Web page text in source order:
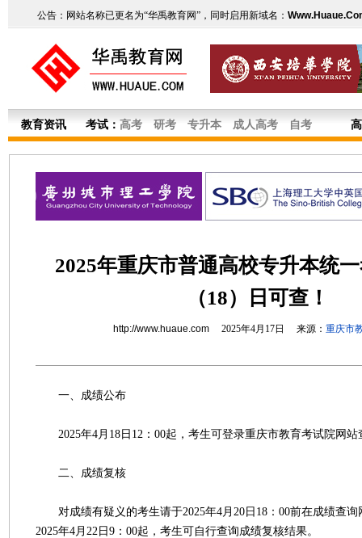
公告：网站名称已更名为“华禹教育网”，同时启用新域名：
教育资讯 考试： 高考 研考 专升本 成人高考 自考
2025年重庆市普通高校专升本统
（18）日可查！
http://www.huaue.com2025年4月17日 来源： 重庆市
一、成绩公布
2025年4月18日12：00起，考生可登录重庆市教育考试院网站
二、成绩复核
对成绩有疑义的考生请于2025年4月20日18：00前在成绩查询
2025年4月22日9：00起，考生可自行查询成绩复核结果。